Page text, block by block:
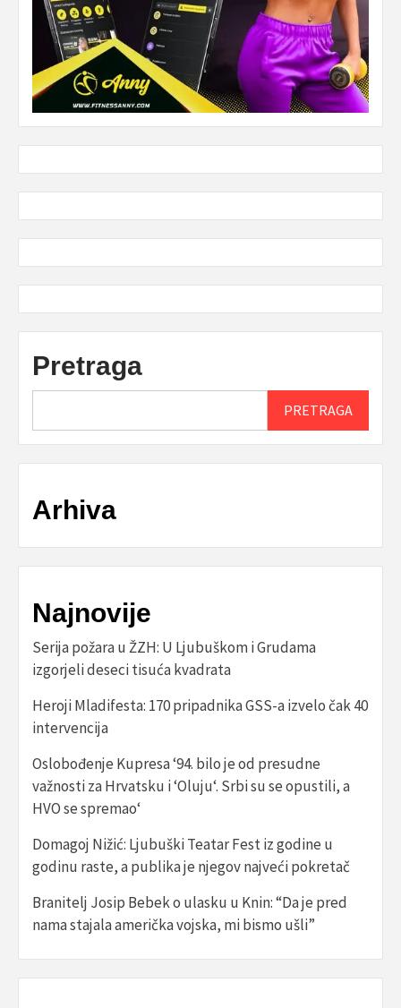
Pretraga
PRETRAGA
Arhiva
Najnovije
Serija požara u ŽZH: U Ljubuškom i Grudama
izgorjeli deseci tisuća kvadrata
Heroji Mladifesta: 170 pripadnika GSS-a izvelo čak 40
intervencija
Oslobođenje Kupresa ‘94. bilo je od presudne
važnosti za Hrvatsku i ‘Oluju‘. Srbi su se opustili, a
HVO se spremao‘
Domagoj Nižić: Ljubuški Teatar Fest iz godine u
godinu raste, a publika je njegov najveći pokretač
Branitelj Josip Bebek o ulasku u Knin: “Da je pred
nama stajala američka vojska, mi bismo ušli”